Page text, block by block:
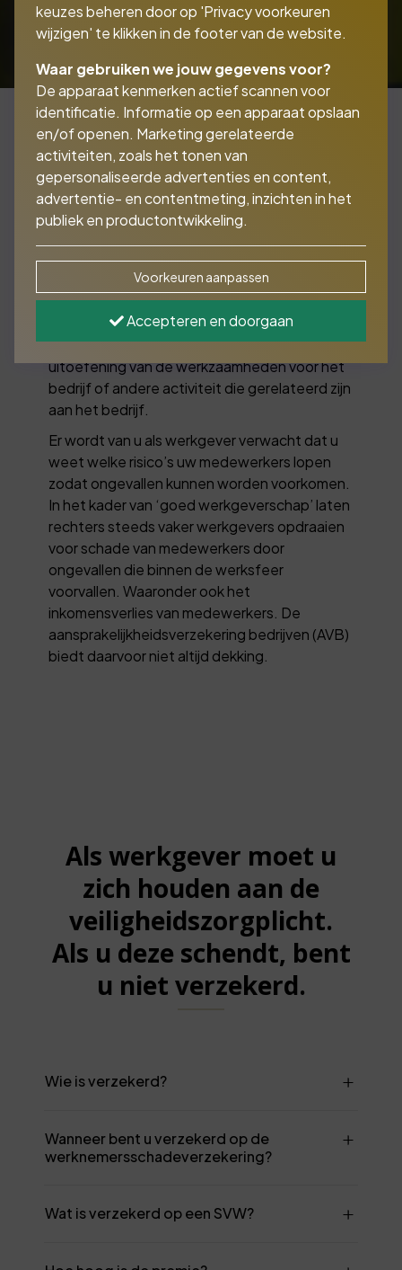
De Schadeverzekering voor werknemers gaat
verder waar de Aansprakelijkheidsverzekering
voor bedrijven (AVB) stopt. Iedere
ondernemer is verplicht zich als goed
werkgever te gedragen. Dit gaat verder dan
alleen veilige werkomstandigheden.
De Schadeverzekering voor Werknemers dekt
de schade van een werknemer door
ongevallen die plaats vinden tijdens de
uitoefening van de werkzaamheden voor het
bedrijf of andere activiteit die gerelateerd zijn
aan het bedrijf.
Er wordt van u als werkgever verwacht dat u
weet welke risico’s uw medewerkers lopen
zodat ongevallen kunnen worden voorkomen.
In het kader van ‘goed werkgeverschap’ laten
rechters steeds vaker werkgevers opdraaien
voor schade van medewerkers door
ongevallen die binnen de werksfeer
voorvallen. Waaronder ook het
inkomensverlies van medewerkers. De
aansprakelijkheidsverzekering bedrijven (AVB)
biedt daarvoor niet altijd dekking.
Als werkgever moet u
zich houden aan de
veiligheidszorgplicht.
Als u deze schendt, bent
u niet verzekerd.
Wie is verzekerd?
Wanneer bent u verzekerd op de
werknemersschadeverzekering?
Wat is verzekerd op een SVW?
keuzes beheren door op 'Privacy voorkeuren
wijzigen' te klikken in de footer van de website.
Waar gebruiken we jouw gegevens voor?
De apparaat kenmerken actief scannen voor
identificatie. Informatie op een apparaat opslaan
en/of openen. Marketing gerelateerde
activiteiten, zoals het tonen van
gepersonaliseerde advertenties en content,
advertentie- en contentmeting, inzichten in het
publiek en productontwikkeling.
Voorkeuren aanpassen
Accepteren en doorgaan